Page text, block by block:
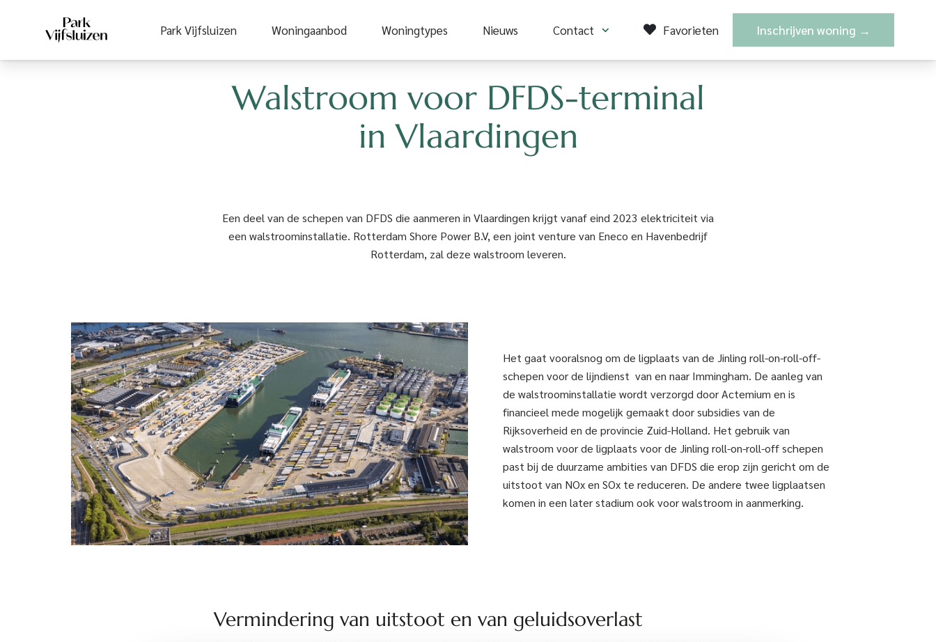
Park Vijfsluizen Woningaanbod Woningtypes Nieuws Contact Favorieten Inschrijven woning →
Walstroom voor DFDS-terminal
in Vlaardingen
Een deel van de schepen van DFDS die aanmeren in Vlaardingen krijgt vanaf eind 2023 elektriciteit via
een walstroominstallatie. Rotterdam Shore Power B.V, een joint venture van Eneco en Havenbedrijf
Rotterdam, zal deze walstroom leveren.
Het gaat vooralsnog om de ligplaats van de Jinling roll-on-roll-off-
schepen voor de lijndienst van en naar Immingham. De aanleg van
de walstroominstallatie wordt verzorgd door Actemium en is
financieel mede mogelijk gemaakt door subsidies van de
Rijksoverheid en de provincie Zuid-Holland. Het gebruik van
walstroom voor de ligplaats voor de Jinling roll-on-roll-off schepen
past bij de duurzame ambities van DFDS die erop zijn gericht om de
uitstoot van NOx en SOx te reduceren. De andere twee ligplaatsen
komen in een later stadium ook voor walstroom in aanmerking.
Vermindering van uitstoot en van geluidsoverlast
Park Vijfsluizen Woningaanbod Woningtypes Nieuws Contact Favorieten Inschrijven woning →